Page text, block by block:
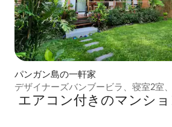
パンガン島の一軒家
デザイナーズバンブービラ、寝室2室
エアコン付きのマンシ